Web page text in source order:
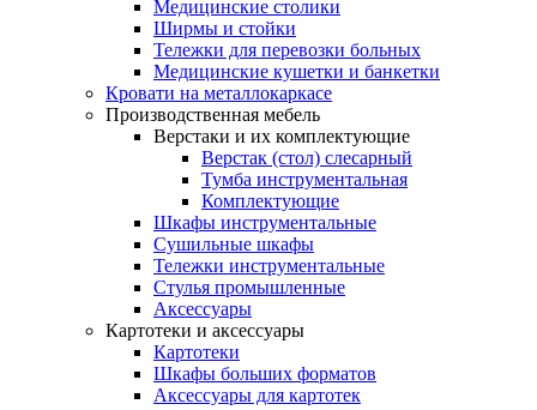
Медицинские столики
Ширмы и стойки
Тележки для перевозки больных
Медицинские кушетки и банкетки
Кровати на металлокаркасе
Производственная мебель
Верстаки и их комплектующие
Верстак (стол) слесарный
Тумба инструментальная
Комплектующие
Шкафы инструментальные
Сушильные шкафы
Тележки инструментальные
Стулья промышленные
Аксессуары
Картотеки и аксессуары
Картотеки
Шкафы больших форматов
Аксессуары для картотек